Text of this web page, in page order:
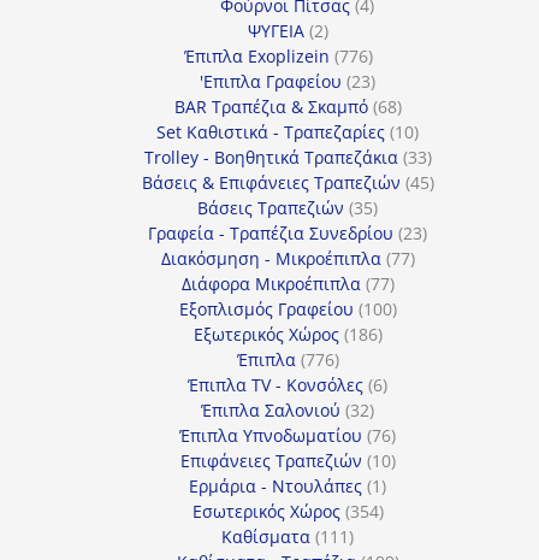
Φούρνοι Πίτσας 4
ΨΥΓΕΙΑ 22
προϊόντα
Έπιπλα Exoplizein 776776
προϊόντα
'Επιπλα Γραφείου 2323
προϊόντα
BAR Τραπέζια & Σκαμπό 6868
προϊόντα
Set Καθιστικά - Τραπεζαρίες 1010
προϊόντα
Trolley - Βοηθητικά Τραπεζάκια 3333
προϊόντα
Βάσεις & Επιφάνειες Τραπεζιών 4545
Βάσεις Τραπεζιών 3535
προϊόντα
Γραφεία - Τραπέζια Συνεδρίου 2323
Διακόσμηση - Μικροέπιπλα 7777
Διάφορα Μικροέπιπλα 7777
προϊόντα
Εξοπλισμός Γραφείου 100100
Εξωτερικός Χώρος 186186
Έπιπλα 776776
προϊόντα
Έπιπλα TV - Κονσόλες 66
Έπιπλα Σαλονιού 3232
προϊόντα
Έπιπλα Υπνοδωματίου 7676
προϊόντα
Επιφάνειες Τραπεζιών 1010
Ερμάρια - Ντουλάπες 11
προϊόν
Εσωτερικός Χώρος 354354
Καθίσματα 111111